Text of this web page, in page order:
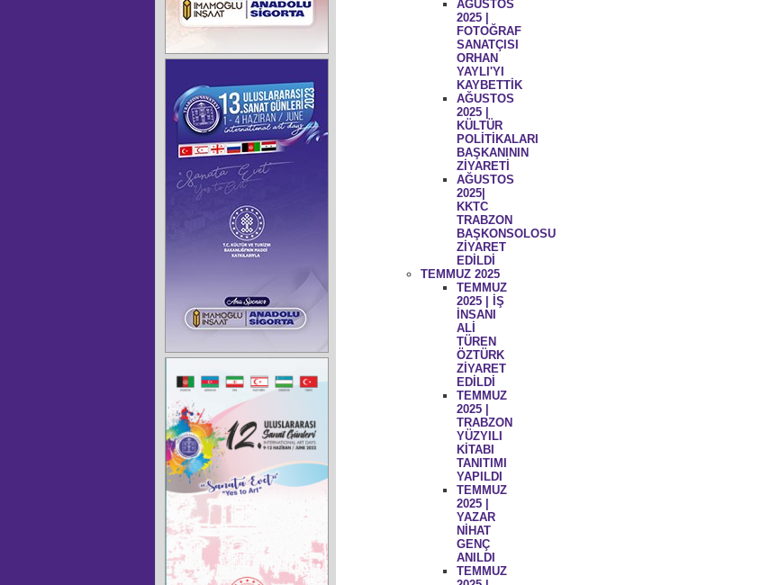
AĞUSTOS
2025 |
FOTOĞRAF
SANATÇISI
ORHAN
YAYLI'YI
KAYBETTİK
AĞUSTOS
2025 |
KÜLTÜR
POLİTİKALARI
BAŞKANININ
ZİYARETİ
AĞUSTOS
2025|
KKTC
TRABZON
BAŞKONSOLOSU
ZİYARET
EDİLDİ
TEMMUZ 2025
TEMMUZ
2025 | İŞ
İNSANI
ALİ
TÜREN
ÖZTÜRK
ZİYARET
EDİLDİ
TEMMUZ
2025 |
TRABZON
YÜZYILI
KİTABI
TANITIMI
YAPILDI
TEMMUZ
2025 |
YAZAR
NİHAT
GENÇ
ANILDI
TEMMUZ